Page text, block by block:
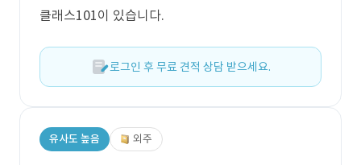
클래스101이 있습니다.
로그인 후 무료 견적 상담 받으세요.
유사도 높음 외주